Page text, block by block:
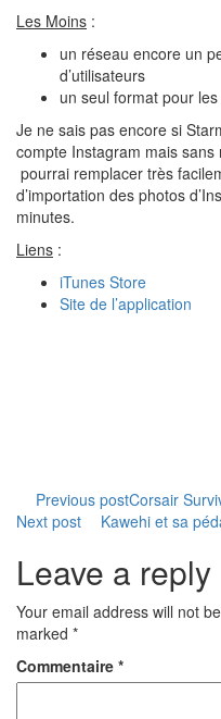
Les Moins :
un réseau encore un
d’utilisateurs
un seul format pour
Je ne sais pas encore si
compte Instagram mais sans
pourrai remplacer très
d’importation des photos
minutes.
Liens :
iTunes Store
Site de l’application
Navigation
de
l’article
Previous postCorsair
Next post
Kawehi et sa
Leave a reply
Your email address will not
marked *
Commentaire *